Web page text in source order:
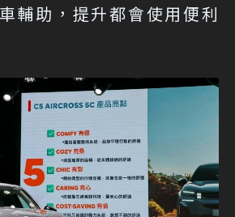
輔助，提升都會使用便利